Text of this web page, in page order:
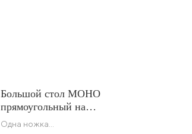
Большой стол МОНО
прямоугольный на
составных ножках
Одна ножка